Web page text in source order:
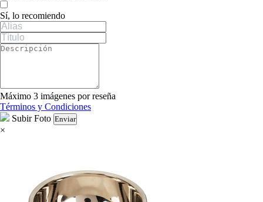
Sí, lo recomiendo
Máximo 3 imágenes por reseña
Términos y Condiciones
Subir Foto Enviar
×